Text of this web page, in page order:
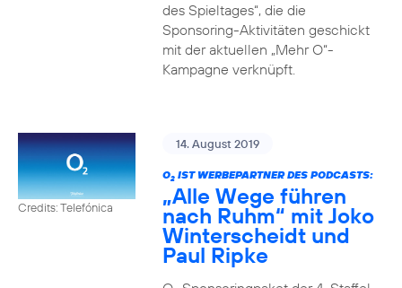
des Spieltages“, die die
Sponsoring-Aktivitäten geschickt
mit der aktuellen „Mehr O“-
Kampagne verknüpft.
Credits: Telefónica
14. August 2019
O2IST WERBEPARTNER DES PODCASTS:
„Alle Wege führen
nach Ruhm“ mit Joko
Winterscheidt und
Paul Ripke